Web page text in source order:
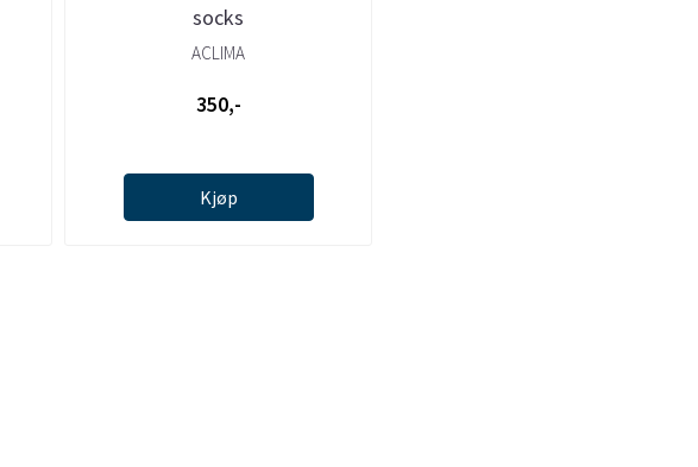
socks
ACLIMA
350,-
Kjøp